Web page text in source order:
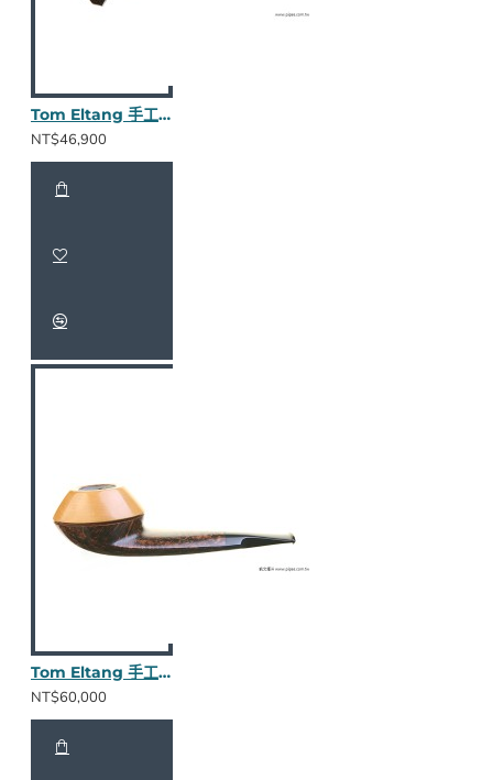
Tom Eltang 手工斗 782321
NT$46,900
Tom Eltang 手工斗 782323
NT$60,000